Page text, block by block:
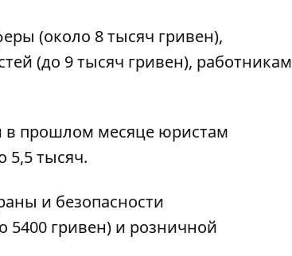
(около 8 тысяч гривен),
(до 9 тысяч гривен), работникам
в прошлом месяце юристам
5,5 тысяч.
и безопасности
5400 гривен) и розничной